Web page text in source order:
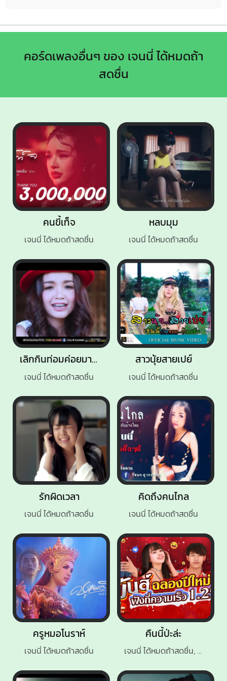
คอร์ดเพลงอื่นๆ ของ เจนนี่ ได้หมดถ้า
สดชื่น
คืนนี้ป่ะล่ะ
เจนนี่ ได้หมดถ้าสดชื่น, เต้ย อภิวัฒน์
รักผิดเวลา
เจนนี่ ได้หมดถ้าสดชื่น
สาวนุ้ยสายเปย์
เจนนี่ ได้หมดถ้าสดชื่น
หลบมุม
เจนนี่ ได้หมดถ้าสดชื่น
เลิกกินท่อมค่อยมารักกัน
เจนนี่ ได้หมดถ้าสดชื่น
ครูหมอโนราห์
เจนนี่ ได้หมดถ้าสดชื่น
คิดถึงคนไกล
เจนนี่ ได้หมดถ้าสดชื่น
คนขี้เท็จ
เจนนี่ ได้หมดถ้าสดชื่น